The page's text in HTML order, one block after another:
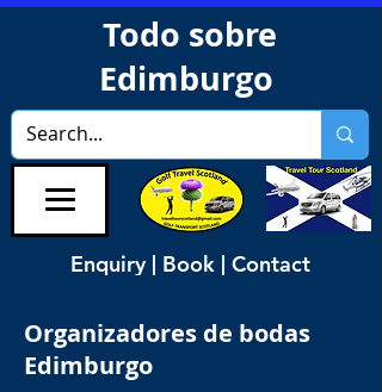
Todo sobre
Edimburgo
Enquiry | Book | Contact
Organizadores de bodas
Edimburgo